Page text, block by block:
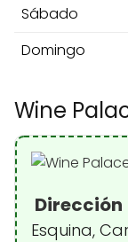
Sábado
Domingo
Wine
Dirección
Esquina,